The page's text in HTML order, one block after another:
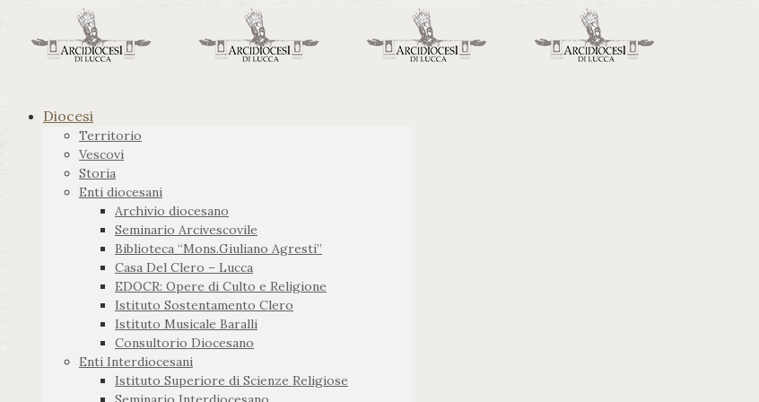
Diocesi
Territorio
Vescovi
Storia
Enti diocesani
Archivio diocesano
Seminario Arcivescovile
Biblioteca “Mons.Giuliano Agresti”
Casa Del Clero – Lucca
EDOCR: Opere di Culto e Religione
Istituto Sostentamento Clero
Istituto Musicale Baralli
Consultorio Diocesano
Enti Interdiocesani
Istituto Superiore di Scienze Religiose